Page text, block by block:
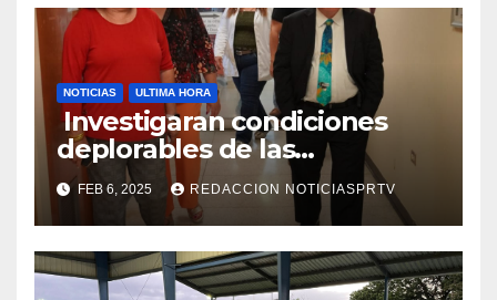
NOTICIAS ULTIMA HORA
Investigaran condiciones
deplorables de las
facilidades el Departamento
de la Salud en Mayagüez
FEB 6, 2025 REDACCION NOTICIASPRTV